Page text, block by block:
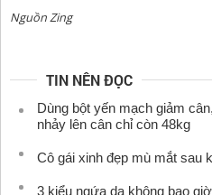
Nguồn Zing
TIN NÊN ĐỌC
Dùng bột yến mạch giảm
nhảy lên cân chỉ còn 48kg
Cô gái xinh đẹp mù mắt sau
3 kiểu ngứa da không bao